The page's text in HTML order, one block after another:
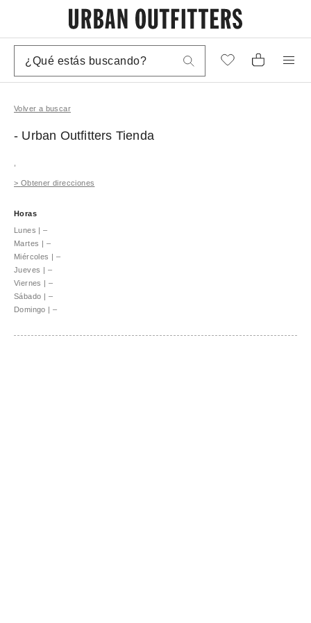
Volver a buscar
- Urban Outfitters Tienda
> Obtener direcciones
Horas
Lunes | –
Martes | –
Miércoles | –
Jueves | –
Viernes | –
Sábado | –
Domingo | –